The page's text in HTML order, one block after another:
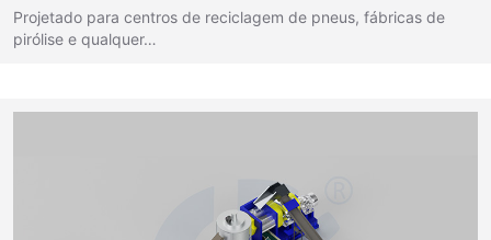
Projetado para centros de reciclagem de pneus, fábricas de
pirólise e qualquer…